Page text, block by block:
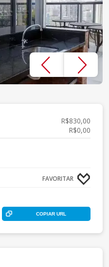
R$830,00
R$0,00
FAVORITAR
COPIAR URL